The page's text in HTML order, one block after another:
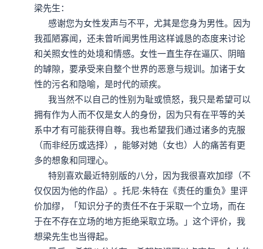
梁先生：
我孤陋寡闻，还未曾听闻男性用这样诚恳的态度来讨论
和关照女性的处境和情感。女性一直生存在逼仄、阴暗
的罅隙，要承受来自整个世界的恶意与规训。加诸于女
性的污名和隐喻，是时代的顽疾。
拥有作为人而不仅是女人的身份，因为只有在平等的关
系中才有可能获得自尊。我也希望我们通过诸多的克服
（而非经历或选择），能够对她（女也）人的痛苦有更
多的想象和同理心。
仅仅因为他的作品）。托尼·朱特在《责任的重负》里评
价加缪，「知识分子的责任不在于采取一个立场，而在
于在不存在立场的地方拒绝采取立场。」这个评价，我
想梁先生也当得起。